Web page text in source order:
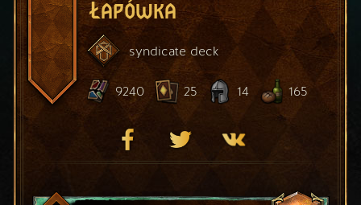
Łapówka
syndicate deck
9240 25 14 165